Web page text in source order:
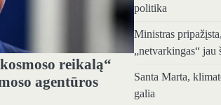
reikalą“
agentūros
politika
Ministras
„netvarkingas“ jau
Santa Marta,
galia